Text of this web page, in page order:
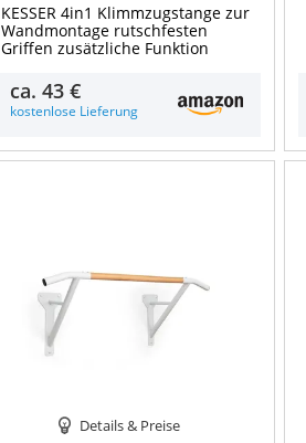
KESSER 4in1 Klimmzugstange zur
Wandmontage rutschfesten
Griffen zusätzliche Funktion
ca. 43 €
kostenlose Lieferung
Details & Preise